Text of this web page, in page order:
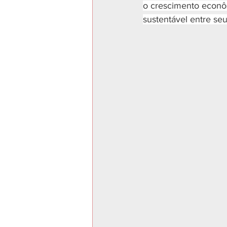
o crescimento
sustentável entre